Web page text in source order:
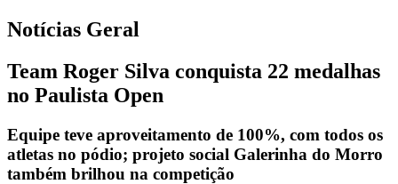
Notícias Geral
Team Roger Silva conquista 22 medalhas
no Paulista Open
Equipe teve aproveitamento de 100%, com todos os
atletas no pódio; projeto social Galerinha do Morro
também brilhou na competição